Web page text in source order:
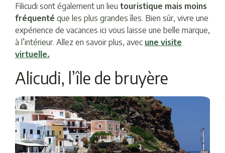
Filicudi sont également un lieu touristique mais moins
fréquenté que les plus grandes îles. Bien sûr, vivre une
expérience de vacances ici vous laisse une belle marque,
à l’intérieur. Allez en savoir plus, avec une visite
virtuelle.
Alicudi, l’île de bruyère